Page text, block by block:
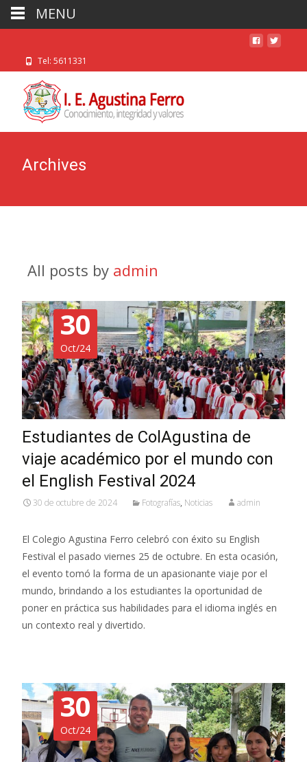
Tel: 5611331
Archives
All posts by admin
30
Oct/24
Estudiantes de ColAgustina de
viaje académico por el mundo con
el English Festival 2024
30 de octubre de 2024 Fotografías, Noticias admin
El Colegio Agustina Ferro celebró con éxito su English
Festival el pasado viernes 25 de octubre. En esta ocasión,
el evento tomó la forma de un apasionante viaje por el
mundo, brindando a los estudiantes la oportunidad de
poner en práctica sus habilidades para el idioma inglés en
un contexto real y divertido.
30
Oct/24
MENU